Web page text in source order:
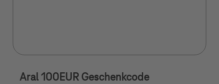
Aral 100EUR Geschenkcode